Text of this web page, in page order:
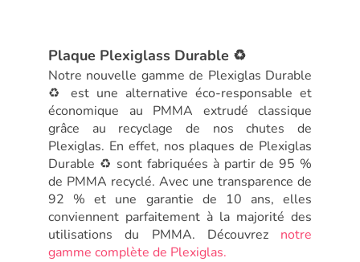
Plaque Plexiglass Durable ♻️
Notre nouvelle gamme de Plexiglas Durable
♻️ est une alternative éco-responsable et
économique au PMMA extrudé classique
grâce au recyclage de nos chutes de
Plexiglas. En effet, nos plaques de Plexiglas
Durable ♻️ sont fabriquées à partir de 95 %
de PMMA recyclé. Avec une transparence de
92 % et une garantie de 10 ans, elles
conviennent parfaitement à la majorité des
utilisations du PMMA. Découvrez notre
gamme complète de Plexiglas.